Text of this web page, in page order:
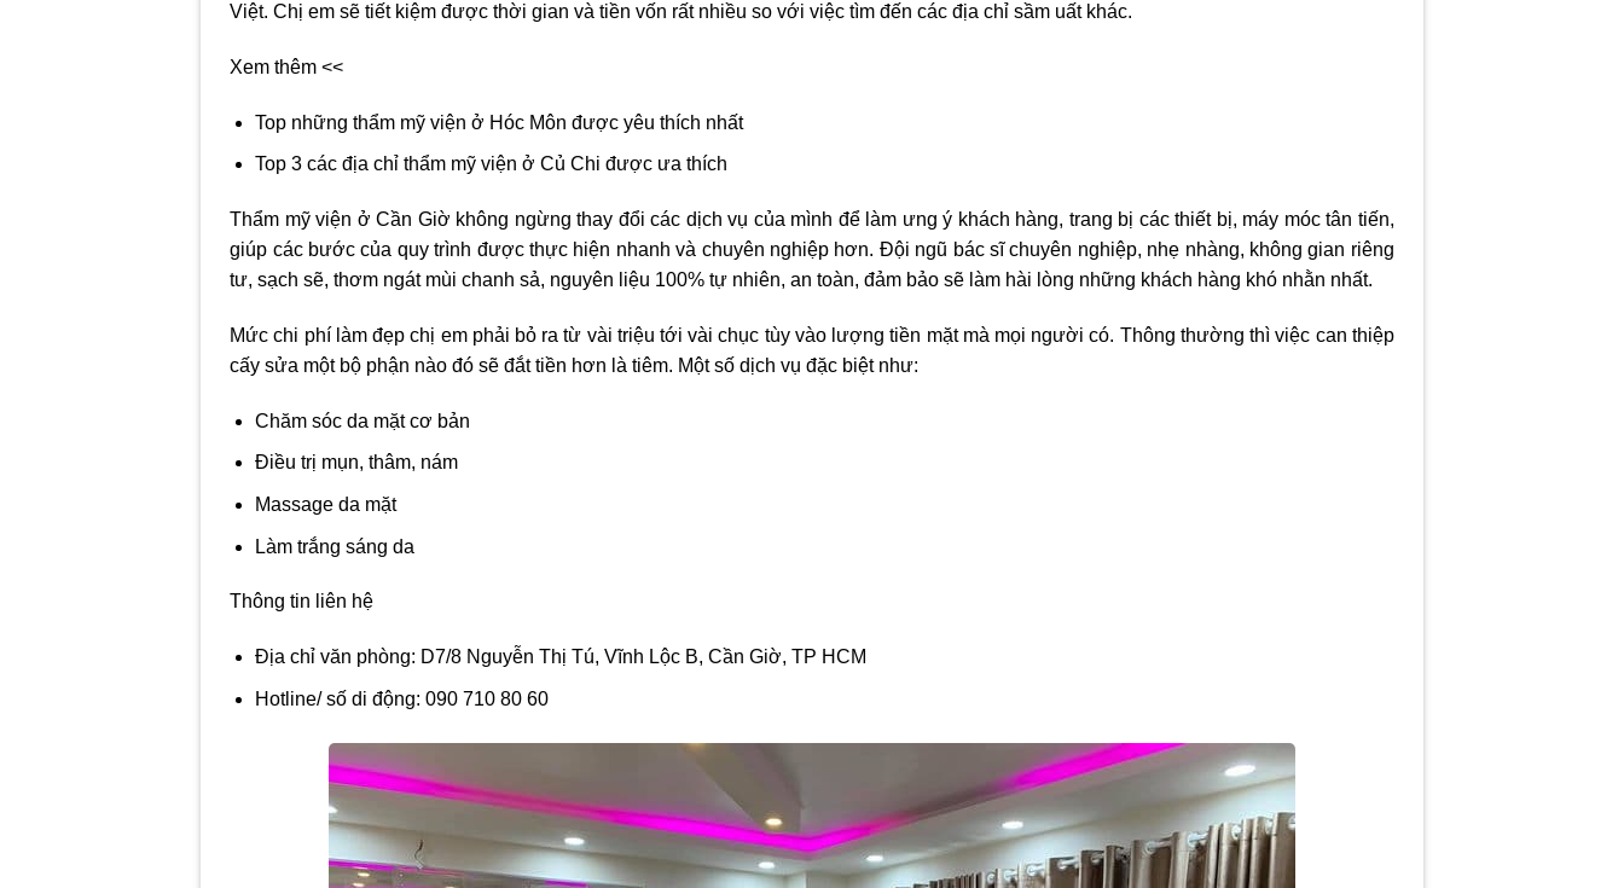
Việt. Chị em sẽ tiết kiệm được thời gian và tiền vốn rất nhiều so với việc tìm đến các địa chỉ sầm uất khác.
Xem thêm <<
Top những thẩm mỹ viện ở Hóc Môn được yêu thích nhất
Top 3 các địa chỉ thẩm mỹ viện ở Củ Chi được ưa thích
Thẩm mỹ viện ở Cần Giờ không ngừng thay đổi các dịch vụ của mình để làm ưng ý khách hàng, trang bị các thiết bị, máy móc tân tiến,
giúp các bước của quy trình được thực hiện nhanh và chuyên nghiệp hơn. Đội ngũ bác sĩ chuyên nghiệp, nhẹ nhàng, không gian riêng
tư, sạch sẽ, thơm ngát mùi chanh sả, nguyên liệu 100% tự nhiên, an toàn, đảm bảo sẽ làm hài lòng những khách hàng khó nhằn nhất.
Mức chi phí làm đẹp chị em phải bỏ ra từ vài triệu tới vài chục tùy vào lượng tiền mặt mà mọi người có. Thông thường thì việc can thiệp
cấy sửa một bộ phận nào đó sẽ đắt tiền hơn là tiêm. Một số dịch vụ đặc biệt như:
Chăm sóc da mặt cơ bản
Điều trị mụn, thâm, nám
Massage da mặt
Làm trắng sáng da
Thông tin liên hệ
Địa chỉ văn phòng: D7/8 Nguyễn Thị Tú, Vĩnh Lộc B, Cần Giờ, TP HCM
Hotline/ số di động: 090 710 80 60